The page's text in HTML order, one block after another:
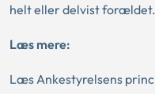
helt eller delvist forældet.
Læs mere:
Læs Ankestyrelsens